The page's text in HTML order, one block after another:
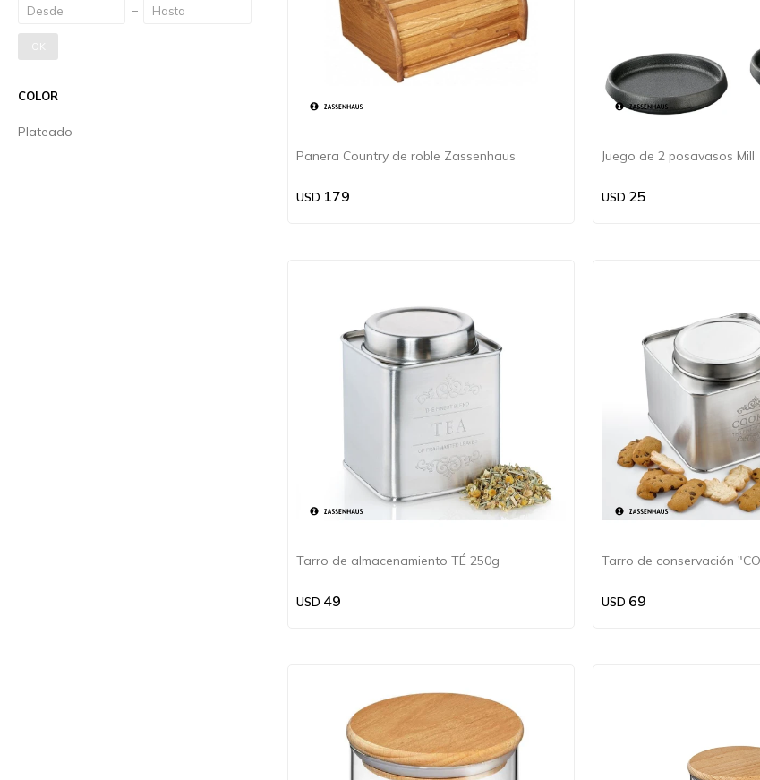
Panera Country de roble Zassenhaus
USD 179
Juego de 2 posavasos Mill
USD 25
Tarro de almacenamiento TÉ 250g
USD 49
Tarro de conservación
USD 69
OK
COLOR
Plateado